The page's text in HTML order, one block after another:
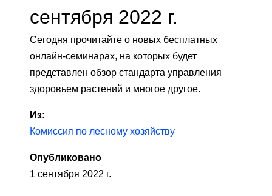
сентября 2022 г.
Сегодня прочитайте о новых бесплатных
онлайн-семинарах, на которых будет
представлен обзор стандарта управления
здоровьем растений и многое другое.
Из:
Комиссия по лесному хозяйству
Опубликовано
1 сентября 2022 г.